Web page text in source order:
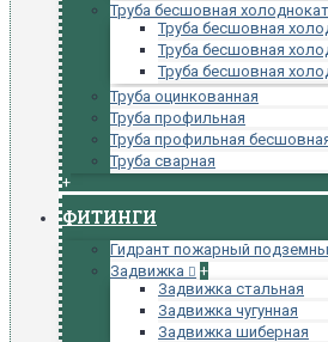
Труба бесшовная
Труба бесшовная
Труба бесшовная
Труба бесшовная
Труба оцинкованная
Труба профильная
Труба профильная
Труба сварная
+
ФИТИНГИ
Гидрант пожарный
Задвижка
+
Задвижка стальная
Задвижка чугунная
Задвижка шиберная